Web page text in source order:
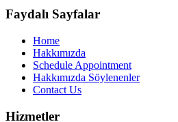
Faydalı Sayfalar
Home
Hakkımızda
Schedule Appointment
Hakkımızda Söylenenler
Contact Us
Hizmetler